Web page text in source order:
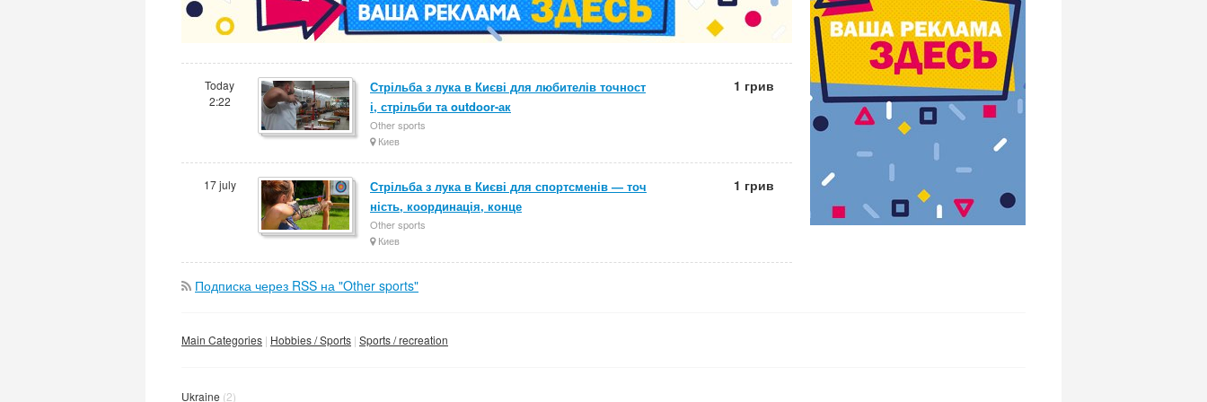
Today
2:22
Стрільба з лука в Києві для любителів точност
і, стрільби та outdoor-ак
Other sports
Киев
1 грив
17 july
Стрільба з лука в Києві для спортсменів — точ
ність, координація, конце
Other sports
Киев
1 грив
Подписка через RSS на "Other sports"
Main Categories Hobbies / Sports Sports / recreation
Ukraine (2)